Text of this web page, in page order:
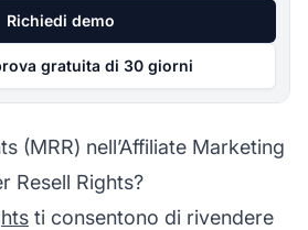
Richiedi demo
gratuita di 30 giorni
(MRR) nell’Affiliate Marketing
Resell Rights?
ti consentono di rivendere